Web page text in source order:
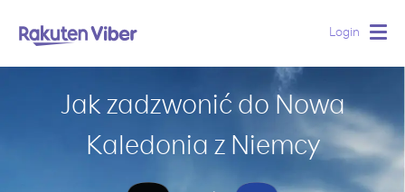
Login
Jak zadzwonić do Nowa
Kaledonia z Niemcy